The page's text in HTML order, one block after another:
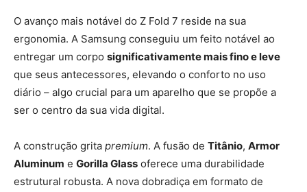
O avanço mais notável do Z Fold 7 reside na sua
ergonomia. A Samsung conseguiu um feito notável ao
entregar um corpo significativamente mais fino e leve
que seus antecessores, elevando o conforto no uso
diário – algo crucial para um aparelho que se propõe a
ser o centro da sua vida digital.
A construção grita premium. A fusão de Titânio, Armor
Aluminum e Gorilla Glass oferece uma durabilidade
estrutural robusta. A nova dobradiça em formato de